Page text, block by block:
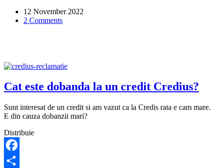
dau
de
12 November 2022
2 Comments
Cat este dobanda la un credit Credius?
Sunt interesat de un credit si am vazut ca la Credis rata e cam mare.
E din cauza dobanzii mari?
Distribuie
Facebook